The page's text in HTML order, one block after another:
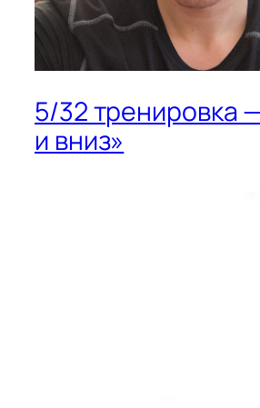
5/32 тренировка
и вниз»